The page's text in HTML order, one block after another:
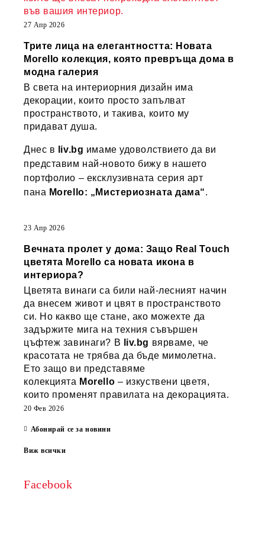
във вашия интериор.
27 Апр 2026
Трите лица на елегантността: Новата
Morello колекция, която превръща дома в
модна галерия
В света на интериорния дизайн има
декорации, които просто запълват
пространството, и такива, които му
придават душа.
Днес в liv.bg имаме удоволствието да ви
представим най-новото бижу в нашето
портфолио – ексклузивната серия арт
пана Morello: „Мистериозната дама“.
23 Апр 2026
Вечната пролет у дома: Защо Real Touch
цветята Morello са новата икона в
интериора?
Цветята винаги са били най-лесният начин
да внесем живот и цвят в пространството
си. Но какво ще стане, ако можехте да
задържите мига на техния съвършен
цъфтеж завинаги? В
liv.bg вярваме, че
красотата не трябва да бъде мимолетна.
Ето защо ви представяме
колекцията Morello – изкуствени цветя,
които променят правилата на декорацията.
20 Фев 2026
Абонирай се за новини
Виж всички
Facebook